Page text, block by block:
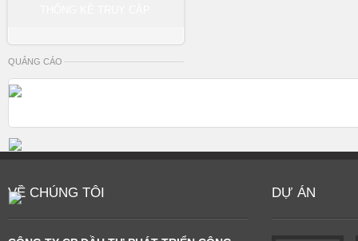
QUẢNG CÁO
VỀ CHÚNG TÔI DỰ ÁN